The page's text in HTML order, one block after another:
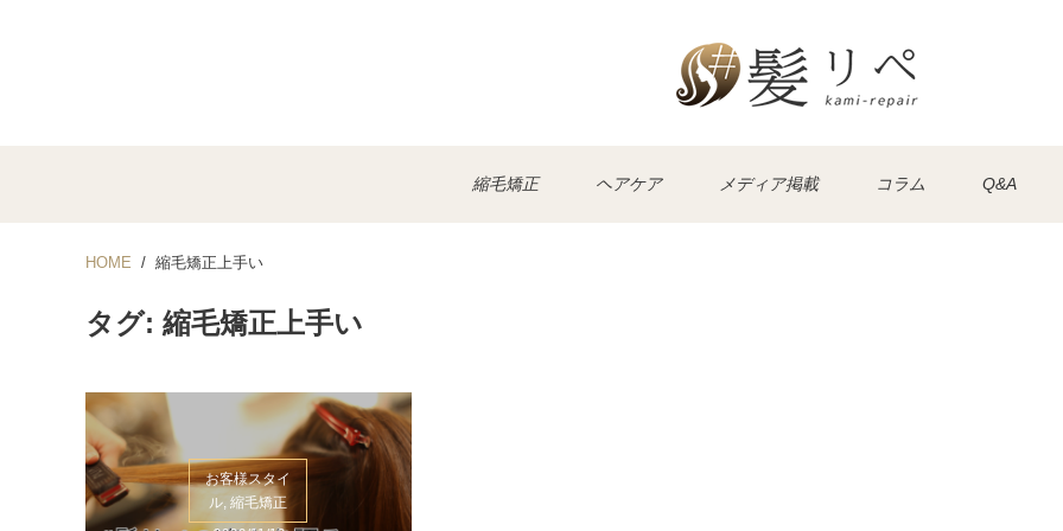
縮毛矯正 ヘアケア メディア掲載 コラム Q&A
HOME 縮毛矯正上手い
タグ: 縮毛矯正上手い
お客様スタイ
ル, 縮毛矯正